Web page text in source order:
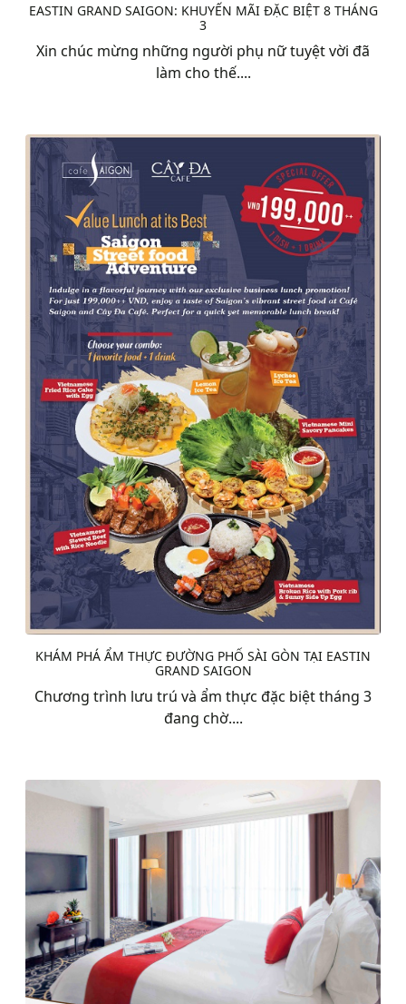
EASTIN GRAND SAIGON: KHUYẾN MÃI ĐẶC BIỆT 8 THÁNG
3
Xin chúc mừng những người phụ nữ tuyệt vời đã
làm cho thế....
KHÁM PHÁ ẨM THỰC ĐƯỜNG PHỐ SÀI GÒN TẠI EASTIN
GRAND SAIGON
Chương trình lưu trú và ẩm thực đặc biệt tháng 3
đang chờ....